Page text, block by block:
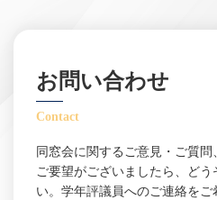
お問い合わせ
Contact
同窓会に関するご意見・ご質
ご要望がございましたら、ど
い。学年評議員へのご連絡を